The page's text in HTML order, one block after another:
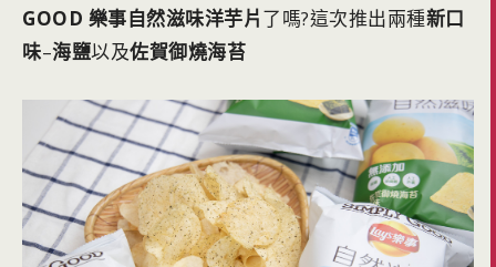
GOOD 樂事自然滋味洋芋片了嗎?這次推出兩種新口
味–海鹽以及佐賀御燒海苔